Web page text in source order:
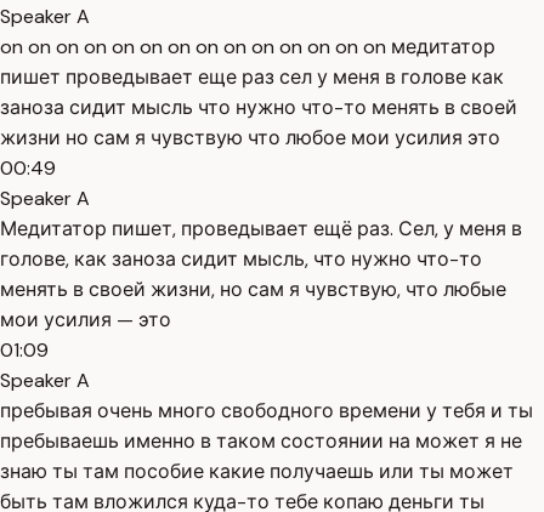
Speaker A
on on on on on on on on on on on on on on медитатор
пишет проведывает еще раз сел у меня в голове как
заноза сидит мысль что нужно что-то менять в своей
жизни но сам я чувствую что любое мои усилия это
00:49
Speaker A
Медитатор пишет, проведывает ещё раз. Сел, у меня в
голове, как заноза сидит мысль, что нужно что-то
менять в своей жизни, но сам я чувствую, что любые
мои усилия — это
01:09
Speaker A
пребывая очень много свободного времени у тебя и ты
пребываешь именно в таком состоянии на может я не
знаю ты там пособие какие получаешь или ты может
быть там вложился куда-то тебе копаю деньги ты